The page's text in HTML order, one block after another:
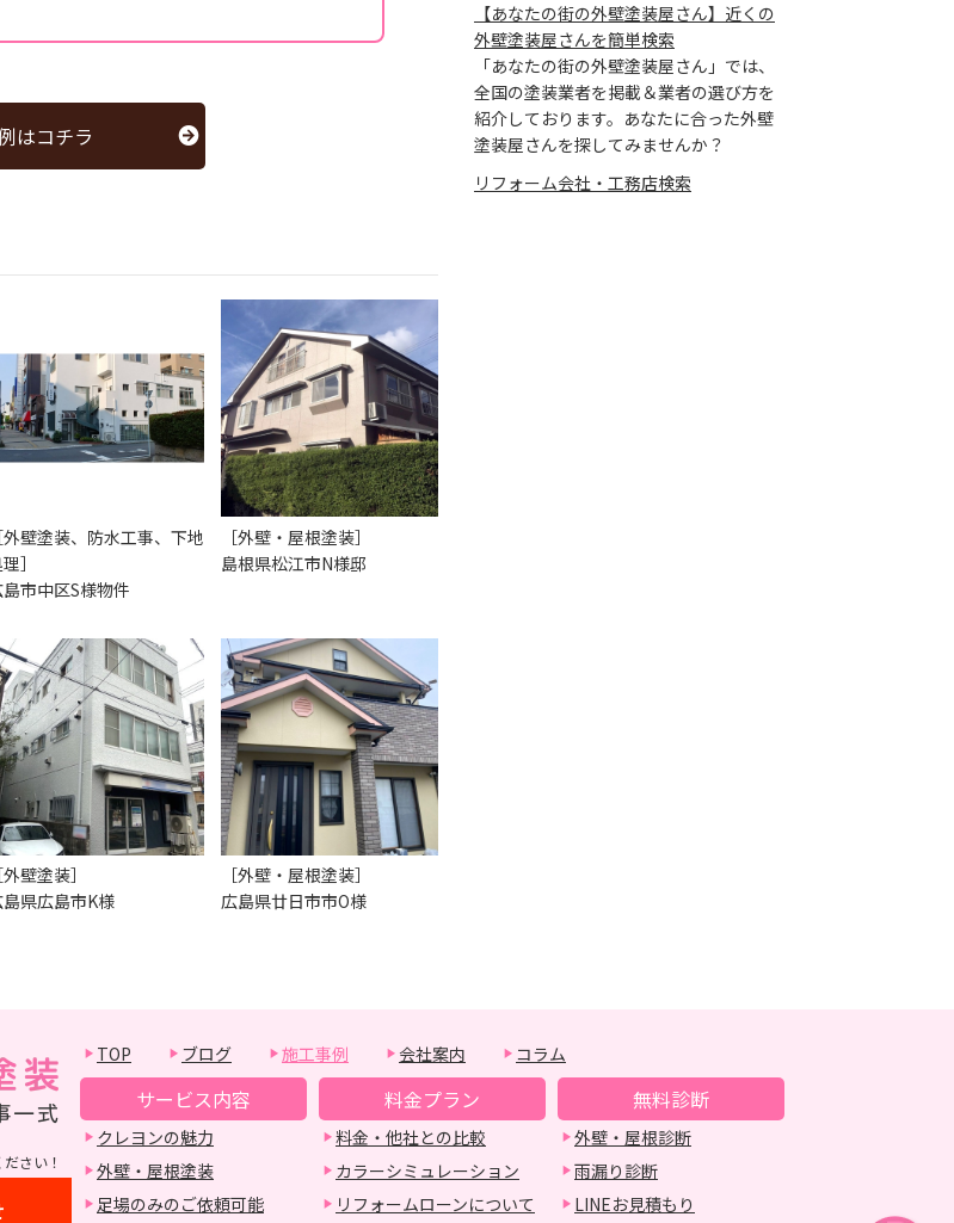
はコチラ
［外壁塗装、防水工事、下地
］
島市中区S様物件
［外壁・屋根塗装］
島根県松江市N様邸
［外壁塗装］
県広島市K様
［外壁・屋根塗装］
広島県廿日市市O様
【あなたの街の外壁塗装屋さん】近くの
外壁塗装屋さんを簡単検索
「あなたの街の外壁塗装屋さん」では、
全国の塗装業者を掲載＆業者の選び方を
紹介しております。あなたに合った外壁
塗装屋さんを探してみませんか？
リフォーム会社・工務店検索
さい！
TOP ブログ 施工事例 会社案内 コラム
サービス内容
クレヨンの魅力
外壁・屋根塗装
足場のみのご依頼可能
料金プラン
料金・他社との比較
カラーシミュレーション
リフォームローンについて
無料診断
外壁・屋根診断
雨漏り診断
LINEお見積もり